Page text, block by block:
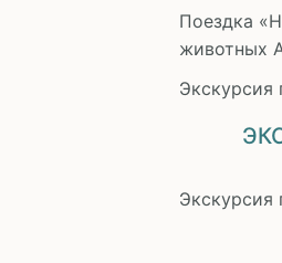
Поездка
животных
Экскурсия